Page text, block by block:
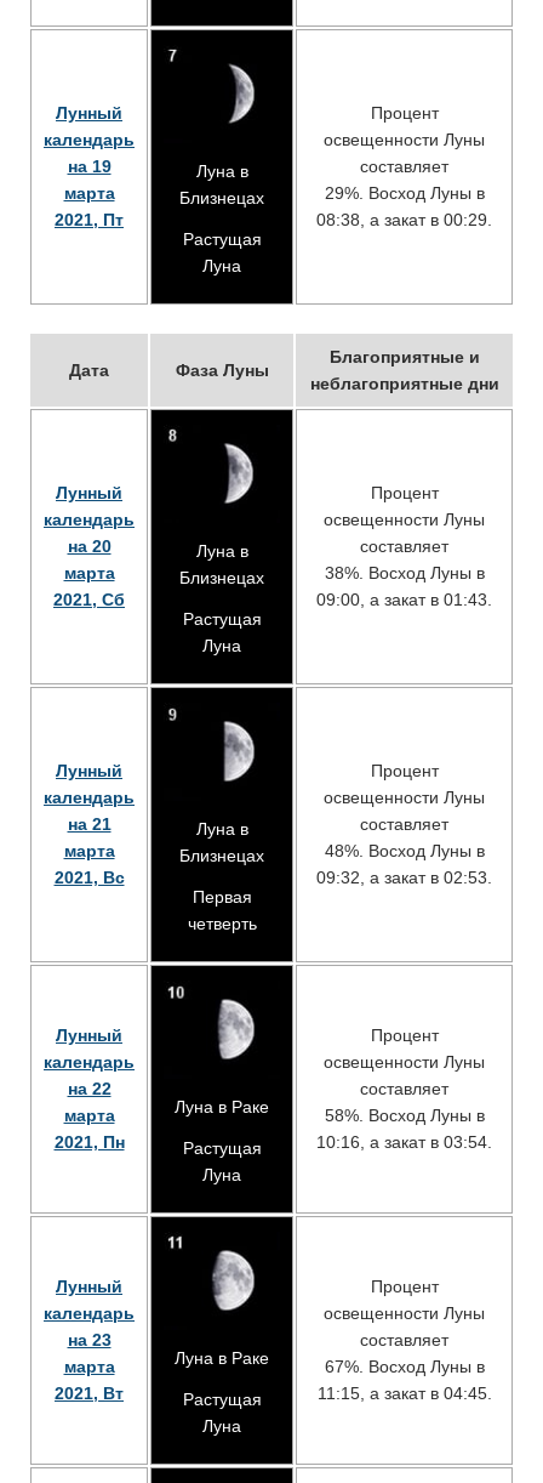
Лунный
календарь
на 19
марта
2021, Пт
Луна в
Близнецах
Растущая
Луна
Процент
освещенности Луны
составляет
29%. Восход Луны в
08:38, а закат в 00:29.
Дата Фаза Луны
Благоприятные и
неблагоприятные дни
Лунный
календарь
на 20
марта
2021, Сб
Луна в
Близнецах
Растущая
Луна
Процент
освещенности Луны
составляет
38%. Восход Луны в
09:00, а закат в 01:43.
Лунный
календарь
на 21
марта
2021, Вс
Луна в
Близнецах
Первая
четверть
Процент
освещенности Луны
составляет
48%. Восход Луны в
09:32, а закат в 02:53.
Лунный
календарь
на 22
марта
2021, Пн
Луна в Раке
Растущая
Луна
Процент
освещенности Луны
составляет
58%. Восход Луны в
10:16, а закат в 03:54.
Лунный
календарь
на 23
марта
2021, Вт
Луна в Раке
Растущая
Луна
Процент
освещенности Луны
составляет
67%. Восход Луны в
11:15, а закат в 04:45.